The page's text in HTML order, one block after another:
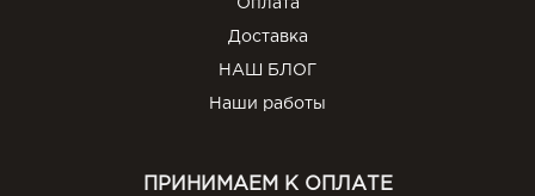
Оплата
Доставка
НАШ БЛОГ
Наши работы
ПРИНИМАЕМ К ОПЛАТЕ